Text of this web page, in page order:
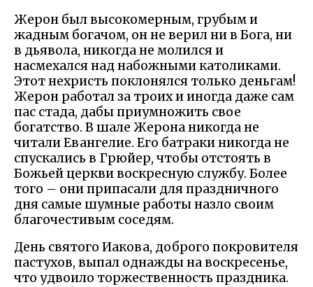
Жерон был высокомерным, грубым и
жадным богачом, он не верил ни в Бога, ни
в дьявола, никогда не молился и
насмехался над набожными католиками.
Этот нехристь поклонялся только деньгам!
Жерон работал за троих и иногда даже сам
пас стада, дабы приумножить свое
богатство. В шале Жерона никогда не
читали Евангелие. Его батраки никогда не
спускались в Грюйер, чтобы отстоять в
Божьей церкви воскресную службу. Более
того – они припасали для праздничного
дня самые шумные работы назло своим
благочестивым соседям.
День святого Иакова, доброго покровителя
пастухов, выпал однажды на воскресенье,
что удвоило торжественность праздника.